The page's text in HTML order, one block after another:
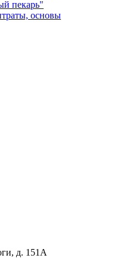
пекарь"
основы
д. 151А